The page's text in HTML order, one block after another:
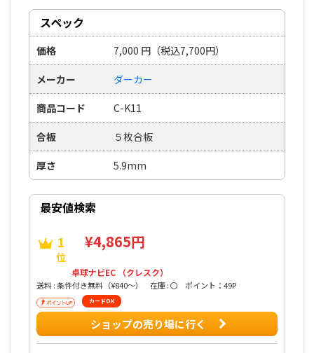
スペック
価格 7,000 円 （税込7,700円）
メーカー ダーカー
商品コード C-K11
合板 ５枚合板
厚さ 5.9mm
最安値検索
1
位
¥4,865円
卓球ナビEC （クレスク）
送料 : 条件付き無料（¥840〜） 在庫 : 〇 ポイント：49P
カードOK
ショップの売り場に行く